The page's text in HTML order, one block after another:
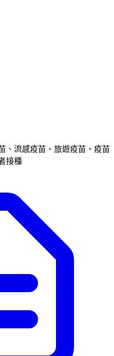
、流感疫苗、旅遊疫苗、疫苗
接種